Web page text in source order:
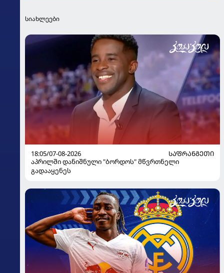
სიახლეები
18:05/07-08-2026
ᲡᲐᲤᲠᲐᲜᲒᲔᲗᲘ
აპრილში დანიშნული "ბორდოს" მწვრთნელი
გადააყენეს